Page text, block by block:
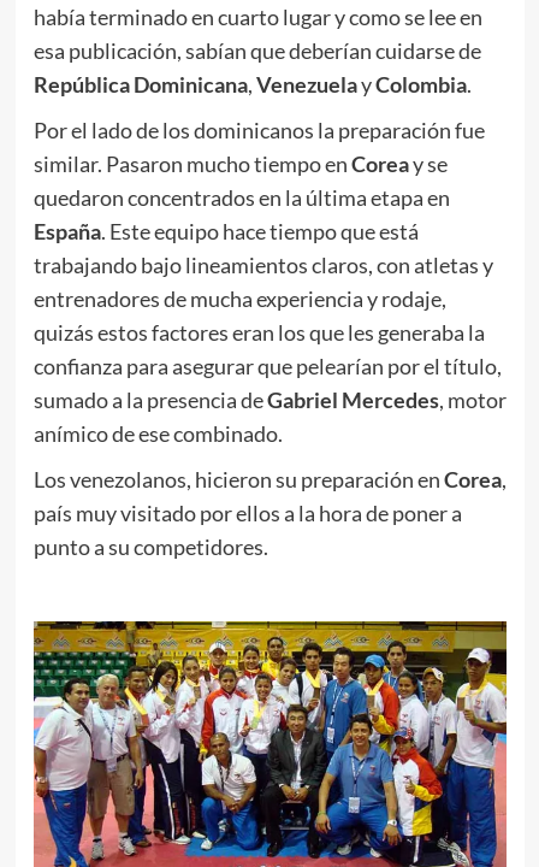
había terminado en cuarto lugar y como se lee en
esa publicación, sabían que deberían cuidarse de
República Dominicana,VenezuelayColombia.
Por el lado de los dominicanos la preparación fue
similar. Pasaron mucho tiempo enCoreay se
quedaron concentrados en la última etapa en
España. Este equipo hace tiempo que está
trabajando bajo lineamientos claros, con atletas y
entrenadores de mucha experiencia y rodaje,
quizás estos factores eran los que les generaba la
confianza para asegurar que pelearían por el título,
sumado a la presencia deGabriel Mercedes, motor
anímico de ese combinado.
Los venezolanos, hicieron su preparación enCorea,
país muy visitado por ellos a la hora de poner a
punto a su competidores.